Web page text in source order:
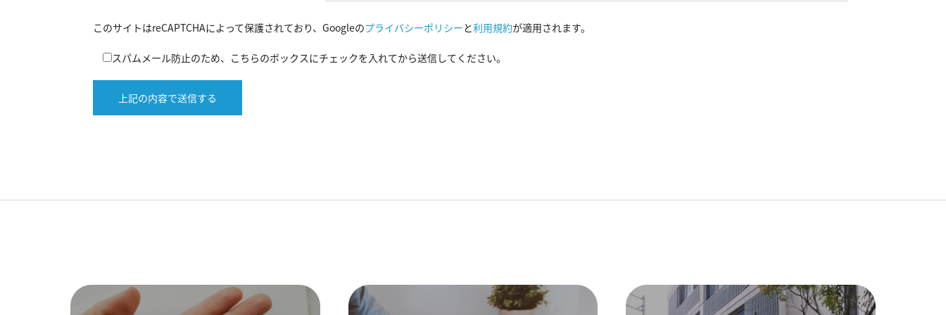
このサイトはreCAPTCHAによって保護されており、Googleのプライバシーポリシー と利用規約が適用されます。
スパムメール防止のため、こちらのボックスにチェックを入れてから送信してください。